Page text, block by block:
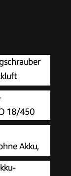
18/450
Akku,